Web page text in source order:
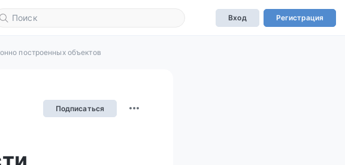
Вход Регистрация
построенных объектов
Подписаться